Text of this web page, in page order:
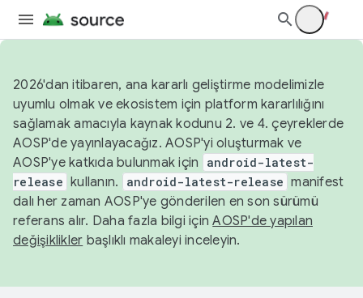
2026'dan itibaren, ana kararlı geliştirme modelimizle
uyumlu olmak ve ekosistem için platform kararlılığını
sağlamak amacıyla kaynak kodunu 2. ve 4. çeyreklerde
AOSP'de yayınlayacağız. AOSP'yi oluşturmak ve
AOSP'ye katkıda bulunmak için
android-latest-
release kullanın. android-latest-release manifest
dalı her zaman AOSP'ye gönderilen en son sürümü
referans alır. Daha fazla bilgi içinAOSP'de yapılan
değişiklikler başlıklı makaleyi inceleyin.